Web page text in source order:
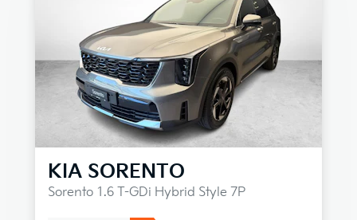
KIA SORENTO
Sorento 1.6 T-GDi Hybrid Style 7P